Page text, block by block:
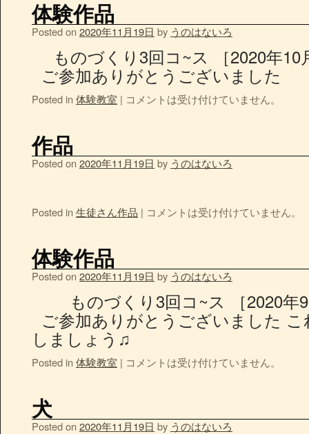
体験作品
Posted on 2020年11月19日 by うのはないろ
ものづくり3回コ~ス ［2020年10
ご参加ありがとうございまし
Posted in 体験教室 | コメントは受け付けていません。
作品
Posted on 2020年11月19日 by うのはないろ
Posted in 生徒さん作品 | コメントは受け付けていません。
体験作品
Posted on 2020年11月19日 by うのはないろ
ものづくり3回コ~ス ［2020年9
ご参加ありがとうございました
しましょう♫
Posted in 体験教室 | コメントは受け付けていません。
犬
Posted on 2020年11月19日 by うのはないろ